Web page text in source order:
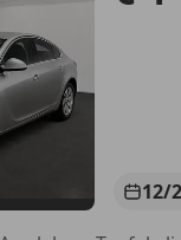
12/